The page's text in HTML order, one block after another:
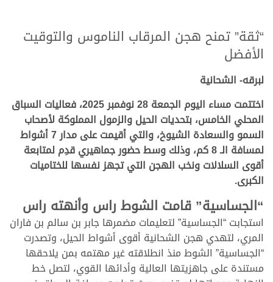
“ثقة” تمنح هجن المرقاب الناموس والتوقيت
الأفضل
لبرقه- الشحانية
اختتمت مساء اليوم الجمعة 28 نوفمبر 2025، فعاليات السباق
المحلي الخامس، بتحديات الحيل والزمول المملوكة لأصحاب
السمو والسعادة الشيوخ، والتي أقيمت على مدار 7 أشواط
لمسافة الـ 8 كم، وذلك وسط حضور جماهيري قدِم لمتابعة
أقوى السلالات ونخب الهجن التي تجهز نفسها للختاميات
الكبرى.
“الجساسية” قامت الشوط راس وأنهته راس
استجابت “الجساسية” لتعليمات مضمرها جابر بن سالم بن فاران
المري، لتهدي هجن الشحانية أقوى أشواط الحيل، وتصدرت
“الجساسية” الشوط منذ انطلاقته غير مهتمه بمن يلاحقها
مستندة على جاهزيتها العالية وأدائها القوي، لتصل خط